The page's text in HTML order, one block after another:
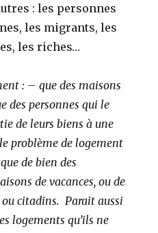
: les personnes
les migrants, les
les riches…
: – que des maisons
des personnes qui le
de leurs biens à une
problème de logement
de bien des
de vacances, ou de
citadins. Parait aussi
logements qu’ils ne